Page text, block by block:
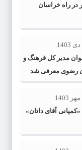
راه خراسان
مدیر کل فرهنگ و
رضوی معرفی شد
آقای داتان»